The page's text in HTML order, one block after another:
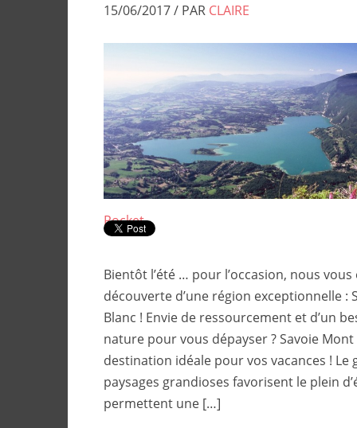
15/06/2017 / PAR CLAIRE
Pocket
Bientôt l’été … pour l’occasion, nous
découverte d’une région exceptionnelle :
Blanc ! Envie de ressourcement et d’un
nature pour vous dépayser ? Savoie Mont
destination idéale pour vos vacances ! Le
paysages grandioses favorisent le plein
permettent une […]